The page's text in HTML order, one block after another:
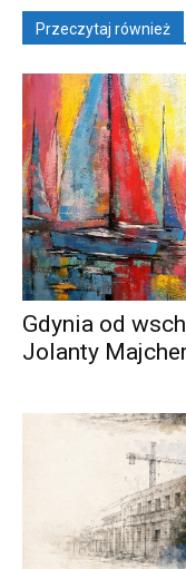
Przeczytaj również
Gdynia od
Jolanty